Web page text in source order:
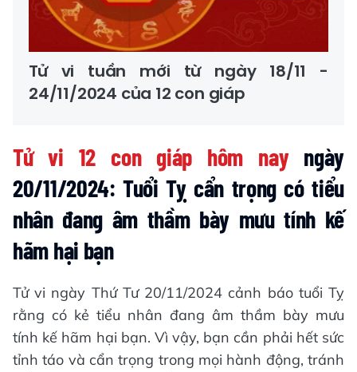
Tử vi tuần mới từ ngày 18/11 -
24/11/2024 của 12 con giáp
Tử vi 12 con giáp hôm nayngày
20/11/2024: Tuổi Tỵ cẩn trọng có tiểu
nhân đang âm thầm bày mưu tính kế
hãm hại bạn
Tử vi ngày Thứ Tư 20/11/2024 cảnh báo tuổi Tỵ
rằng có kẻ tiểu nhân đang âm thầm bày mưu
tính kế hãm hại bạn. Vì vậy, bạn cần phải hết sức
tỉnh táo và cẩn trọng trong mọi hành động, tránh